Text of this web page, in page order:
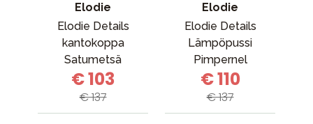
Elodie
Elodie Details
kantokoppa
Satumetsä
€ 103
€ 137
Elodie
Elodie Details
Lämpöpussi
Pimpernel
€ 110
€ 137